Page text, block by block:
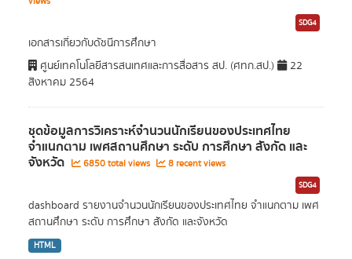
SDG4
เอกสารเกี่ยวกับดัชนีการศึกษา
ศูนย์เทคโนโลยีสารสนเทศและการสื่อสาร สป. (ศทก.สป.)
22
สิงหาคม 2564
ชุดข้อมูลการวิเคราะห์จำนวนนักเรียนของประเทศไทย
จำแนกตาม เพศสถานศึกษา ระดับ การศึกษา สังกัด และ
จังหวัด 6850 total views 8 recent views
SDG4
dashboard รายงานจำนวนนักเรียนของประเทศไทย จำแนกตาม เพศ
สถานศึกษา ระดับ การศึกษา สังกัด และจังหวัด
HTML